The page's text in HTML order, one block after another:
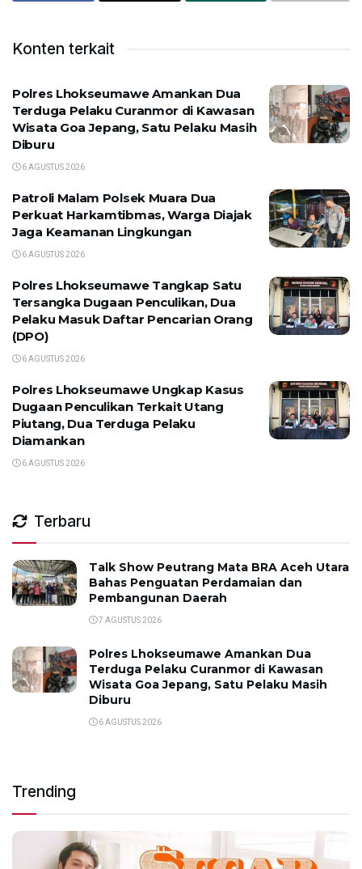
Konten terkait
Polres Lhokseumawe Amankan Dua
Terduga Pelaku Curanmor di Kawasan
Wisata Goa Jepang, Satu Pelaku Masih
Diburu
6 AGUSTUS 2026
Patroli Malam Polsek Muara Dua
Perkuat Harkamtibmas, Warga Diajak
Jaga Keamanan Lingkungan
6 AGUSTUS 2026
Polres Lhokseumawe Tangkap Satu
Tersangka Dugaan Penculikan, Dua
Pelaku Masuk Daftar Pencarian Orang
(DPO)
6 AGUSTUS 2026
Polres Lhokseumawe Ungkap Kasus
Dugaan Penculikan Terkait Utang
Piutang, Dua Terduga Pelaku
Diamankan
6 AGUSTUS 2026
Terbaru
Talk Show Peutrang Mata BRA Aceh Utara
Bahas Penguatan Perdamaian dan
Pembangunan Daerah
7 AGUSTUS 2026
Polres Lhokseumawe Amankan Dua
Terduga Pelaku Curanmor di Kawasan
Wisata Goa Jepang, Satu Pelaku Masih
Diburu
6 AGUSTUS 2026
Trending